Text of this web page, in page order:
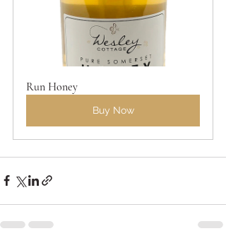
Run Honey
Buy Now